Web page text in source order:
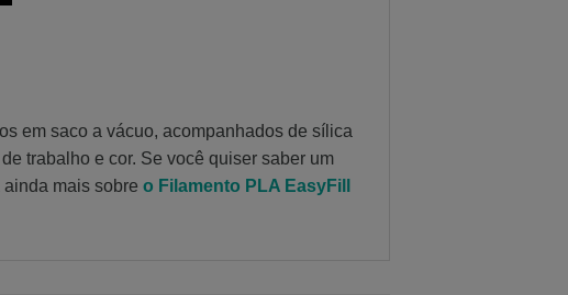
em saco a vácuo, acompanhados de sílica
trabalho e cor. Se você quiser saber um
ainda mais sobre o Filamento PLA EasyFill